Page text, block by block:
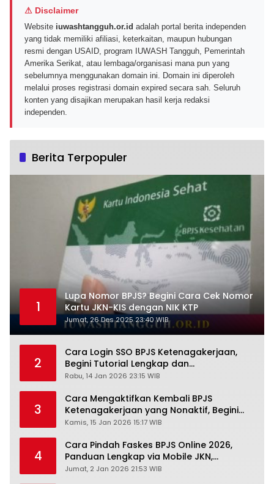
⚠ Disclaimer
Website iuwashtangguh.or.id adalah portal berita independen
yang tidak memiliki afiliasi, keterkaitan, maupun hubungan
resmi dengan USAID, program IUWASH Tangguh, Pemerintah
Amerika Serikat, atau lembaga/organisasi mana pun yang
sebelumnya menggunakan domain ini. Domain ini diperoleh
melalui proses registrasi domain expired secara sah. Seluruh
konten yang disajikan merupakan hasil kerja redaksi
independen.
Berita Terpopuler
1
Lupa Nomor BPJS? Begini Cara Cek Nomor
Kartu JKN-KIS dengan NIK KTP
Jumat, 26 Des 2025 23:40 WIB
2
Cara Login SSO BPJS Ketenagakerjaan,
Begini Tutorial Lengkap dan
Pengertiannya
Rabu, 14 Jan 2026 23:15 WIB
3
Cara Mengaktifkan Kembali BPJS
Ketenagakerjaan yang Nonaktif, Begini
Panduan Lengkapnya
Kamis, 15 Jan 2026 15:17 WIB
4
Cara Pindah Faskes BPJS Online 2026,
Panduan Lengkap via Mobile JKN,
PANDAWA & Offiline Kantor Cabang
Jumat, 2 Jan 2026 21:53 WIB